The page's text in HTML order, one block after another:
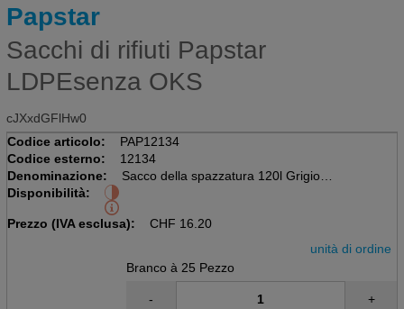
Papstar
Sacchi di rifiuti Papstar
LDPEsenza OKS
cJXxdGFlHw0
Codice articolo:
PAP12134
Codice esterno:
12134
Denominazione:
Sacco della spazzatura 120l Grigio
Disponibilità:
Prezzo (IVA esclusa): CHF 16.20
unità di ordine
Branco à 25 Pezzo
- +